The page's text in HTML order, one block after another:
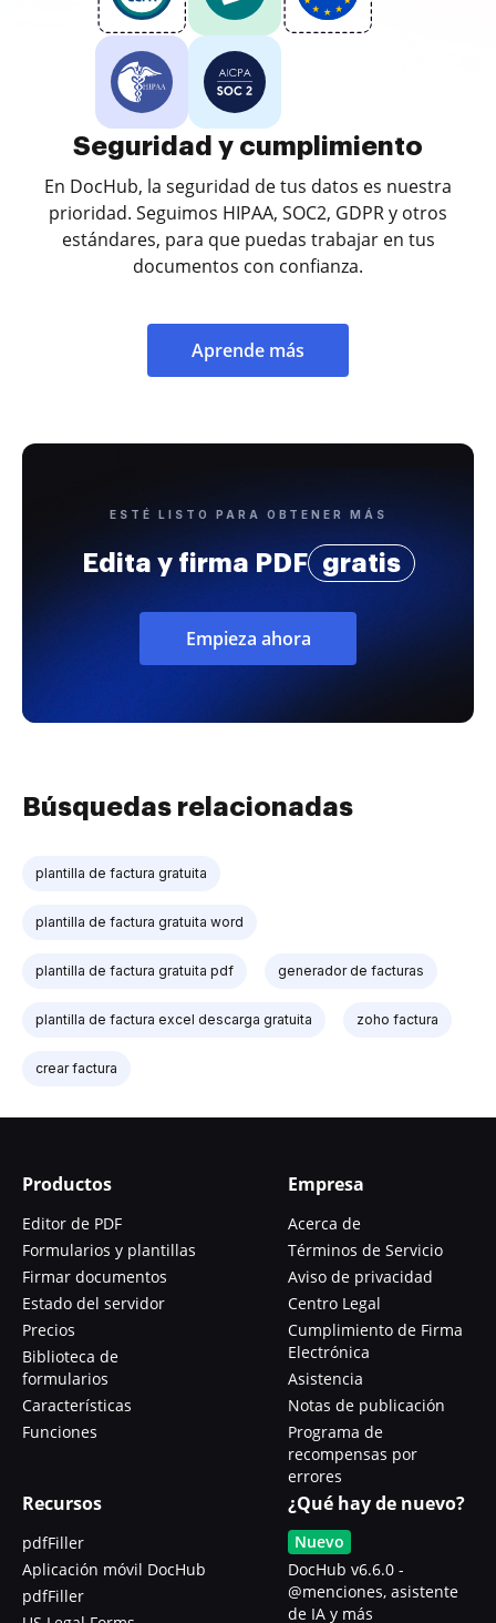
Seguridad y cumplimiento
En DocHub, la seguridad de tus datos es nuestra
prioridad. Seguimos HIPAA, SOC2, GDPR y otros
estándares, para que puedas trabajar en tus
documentos con confianza.
Aprende más
ESTÉ LISTO PARA OBTENER MÁS
Edita y firma PDF gratis
Empieza ahora
Búsquedas relacionadas
plantilla de factura gratuita
plantilla de factura gratuita word
plantilla de factura gratuita pdf generador de facturas
plantilla de factura excel descarga gratuita zoho factura
crear factura
Productos
Editor de PDF
Formularios y plantillas
Firmar documentos
Estado del servidor
Precios
Biblioteca de
formularios
Características
Funciones
Empresa
Acerca de
Términos de Servicio
Aviso de privacidad
Centro Legal
Cumplimiento de Firma
Electrónica
Asistencia
Notas de publicación
Programa de
recompensas por
errores
Recursos
pdfFiller
Aplicación móvil DocHub
pdfFiller
¿Qué hay de nuevo?
Nuevo
DocHub v6.6.0 -
@menciones, asistente
de IA y más